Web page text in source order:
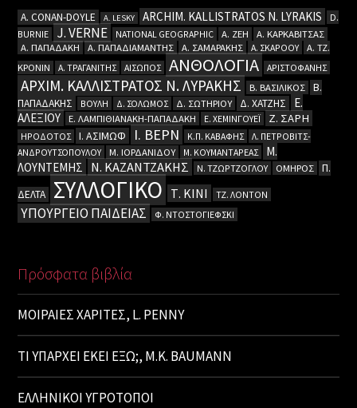
A. CΟΝΑΝ-DOYLE A. LESKY ARCHIM. KALLISTRATOS N. LYRAKIS
D.
BURNIE
J. VERNE NATIONAL GEOGRAPHIC Α. ΖΕΗ
Α. ΚΑΡΚΑΒΙΤΣΑΣ
Α. ΠΑΠΑΔΑΚΗ
Α. ΠΑΠΑΔΙΑΜΑΝΤΗΣ Α. ΣΑΜΑΡΑΚΗΣ Α. ΣΚΑΡΟΟΥ
Α. ΤΖ.
ΚΡΟΝΙΝ
Α. ΤΡΑΓΑΝΙΤΗΣ ΑΙΣΩΠΟΣ ΑΝΘΟΛΟΓΙΑ ΑΡΙΣΤΟΦΑΝΗΣ
ΑΡΧΙΜ. ΚΑΛΛΙΣΤΡΑΤΟΣ Ν. ΛΥΡΑΚΗΣ Β. ΒΑΣΙΛΙΚΟΣ
Β.
ΠΑΠΑΔΑΚΗΣ
ΒΟΥΛΗ Δ. ΣΟΛΩΜΟΣ Δ. ΣΩΤΗΡΙΟΥ Δ. ΧΑΤΖΗΣ
Ε.
ΑΛΕΞΙΟΥ
Ε. ΛΑΜΠΙΘΙΑΝΑΚΗ-ΠΑΠΑΔΑΚΗ Ε. ΧΕΜΙΝΓΟΥΕΪ Ζ. ΣΑΡΗ
ΗΡΟΔΟΤΟΣ Ι. ΑΣΙΜΩΦ Ι. ΒΕΡΝ Κ.Π. ΚΑΒΑΦΗΣ
Λ. ΠΕΤΡΟΒΙΤΣ-
ΑΝΔΡΟΥΤΣΟΠΟΥΛΟΥ
Μ. ΙΟΡΔΑΝΙΔΟΥ Μ. ΚΟΥΜΑΝΤΑΡΕΑΣ
Μ.
ΛΟΥΝΤΕΜΗΣ
Ν. ΚΑΖΑΝΤΖΑΚΗΣ Ν. ΤΖΩΡΤΖΟΓΛΟΥ ΟΜΗΡΟΣ
Π.
ΔΕΛΤΑ
ΣΥΛΛΟΓΙΚΟ Τ. ΚΙΝΙ ΤΖ. ΛΟΝΤΟΝ
ΥΠΟΥΡΓΕΙΟ ΠΑΙΔΕΙΑΣ Φ. ΝΤΟΣΤΟΓΙΕΦΣΚΙ
Πρόσφατα βιβλία
ΜΟΙΡΑΙΕΣ ΧΑΡΙΤΕΣ, L. PENNY
ΤΙ ΥΠΑΡΧΕΙ ΕΚΕΙ ΕΞΩ;, M.K. BAUMANN
ΕΛΛΗΝΙΚΟΙ ΥΓΡΟΤΟΠΟΙ